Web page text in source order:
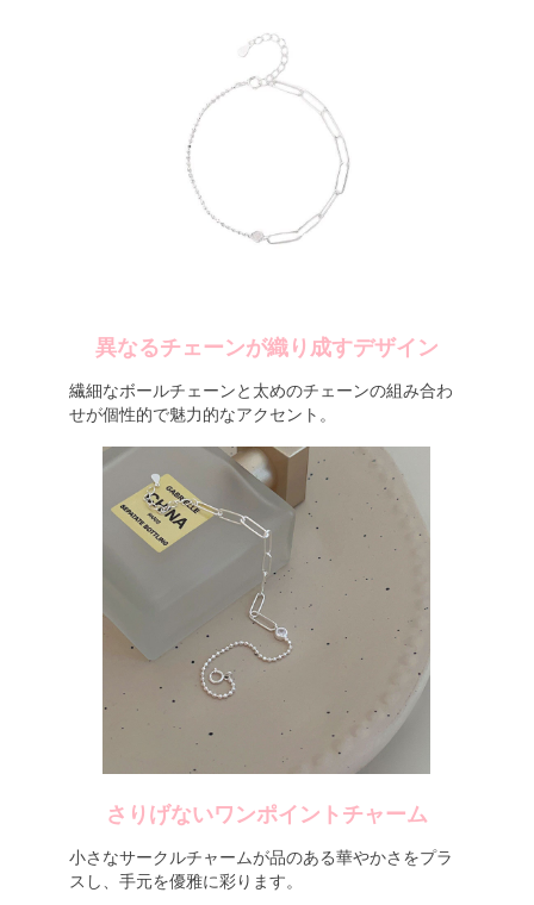
異なるチェーンが織り成すデザイン
繊細なボールチェーンと太めのチェーンの組み合わ
せが個性的で魅力的なアクセント。
さりげないワンポイントチャーム
小さなサークルチャームが品のある華やかさをプラ
スし、手元を優雅に彩ります。